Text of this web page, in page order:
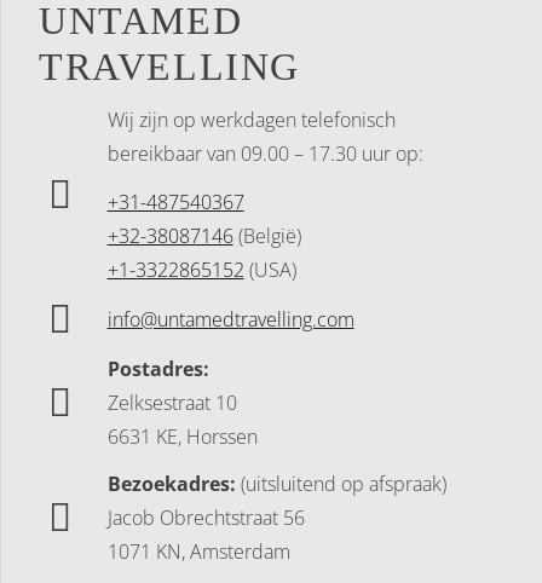
UNTAMED
TRAVELLING
Wij zijn op werkdagen telefonisch
bereikbaarvan 09.00 – 17.30 uur op:
+31-487540367
+32-38087146(België)
+1-3322865152 (USA)
info@untamedtravelling.com
Postadres:
Zelksestraat 10
6631 KE, Horssen
Bezoekadres: (uitsluitend op afspraak)
Jacob Obrechtstraat 56
1071 KN, Amsterdam